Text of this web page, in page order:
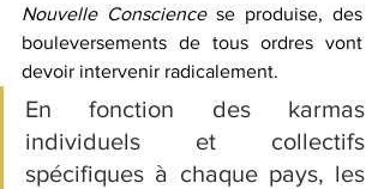
Nouvelle Conscience se produise, des
bouleversements de tous ordres vont
devoir intervenir radicalement.
En fonction des karmas
individuels et collectifs
spécifiques à chaque pays, les